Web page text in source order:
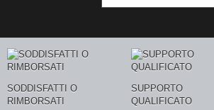
SODDISFATTI O
RIMBORSATI
SUPPORTO
QUALIFICATO